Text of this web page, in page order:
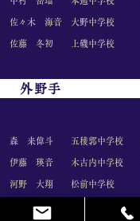
佐々木 海音 大野中学校
佐藤 冬初 上磯中学校
野手
森 来偉斗 五稜郭中学校
伊藤 瑛音 木古内中学校
河野 大翔 松前中学校
滝沢 晃大 桔梗中学校